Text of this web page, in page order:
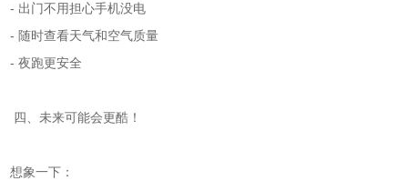
- 出门不用担心手机没电
- 随时查看天气和空气质量
- 夜跑更安全
四、未来可能会更酷！
想象一下：